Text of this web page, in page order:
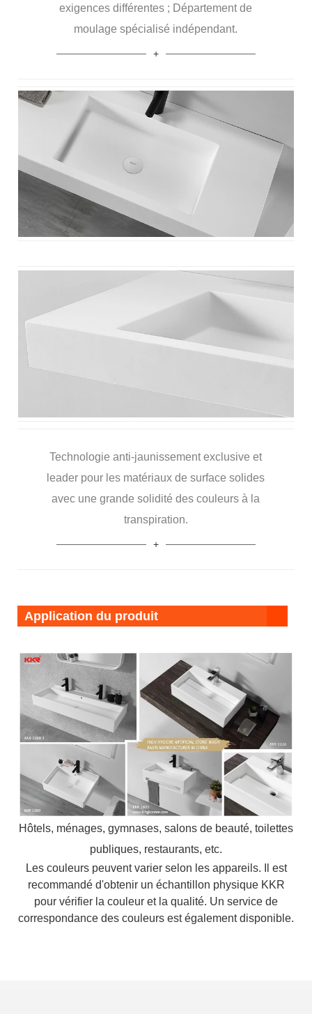
exigences différentes ; Département de
moulage spécialisé indépendant.
Technologie anti-jaunissement exclusive et
leader pour les matériaux de surface solides
avec une grande solidité des couleurs à la
transpiration.
Application du produit
Hôtels, ménages, gymnases, salons de beauté, toilettes
publiques, restaurants, etc.
Les couleurs peuvent varier selon les appareils. Il est
recommandé d'obtenir un échantillon physique KKR
pour vérifier la couleur et la qualité. Un service de
correspondance des couleurs est également disponible.